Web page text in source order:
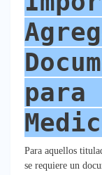
para
Para aquellos
se requiere un